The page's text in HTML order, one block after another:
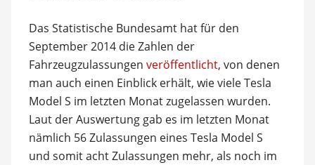
Das Statistische Bundesamt hat für den
September 2014 die Zahlen der
Fahrzeugzulassungen veröffentlicht, von denen
man auch einen Einblick erhält, wie viele Tesla
Model S im letzten Monat zugelassen wurden.
Laut der Auswertung gab es im letzten Monat
nämlich 56 Zulassungen eines Tesla Model S
und somit acht Zulassungen mehr, als noch im